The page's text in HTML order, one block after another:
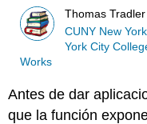
Thomas
CUNY New
York City
Works
Antes de dar
que la función